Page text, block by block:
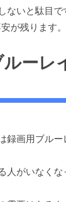
ないと駄目で
が残ります。
ーレ
録画用ブル
人がいなく